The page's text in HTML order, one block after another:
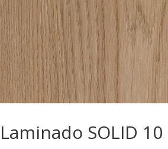
Laminado SOLID 10